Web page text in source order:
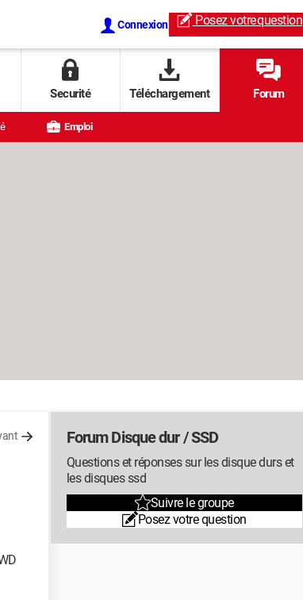
Connexion Posez votrequestion
Securité Téléchargement Forum
Emploi
Forum Disque dur / SSD
Questions et réponses sur les disque durs et
les disques ssd
Suivre le groupe
Posez votre question